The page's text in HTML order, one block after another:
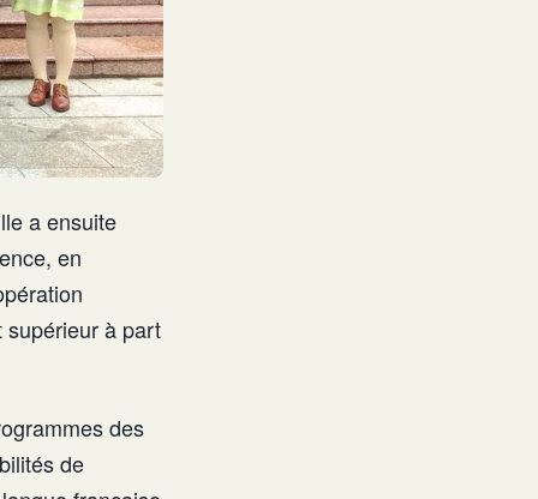
a ensuite
en
supérieur à part
des
de